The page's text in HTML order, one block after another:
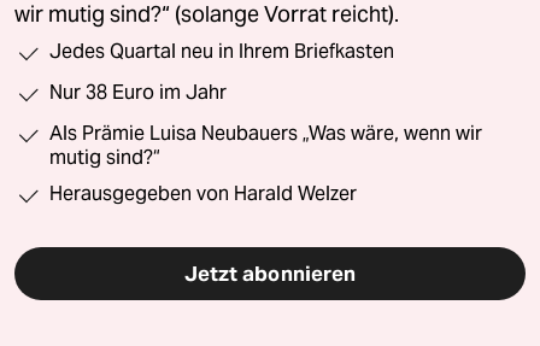
wir mutig sind?“ (solange Vorrat reicht).
Jedes Quartal neu in Ihrem Briefkasten
Nur 38 Euro im Jahr
Als Prämie Luisa Neubauers „Was wäre, wenn wir
mutig sind?“
Herausgegeben von Harald Welzer
Jetzt abonnieren